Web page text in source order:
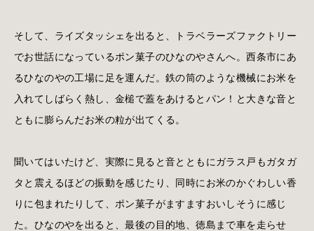
そして、ライズタッシェを出ると、トラベラーズファクトリー
でお世話になっているポン菓子のひなのやさんへ。西条市にあ
るひなのやの工場に足を運んだ。鉄の筒のような機械にお米を
入れてしばらく熱し、金槌で蓋をあけるとパン！と大きな音と
ともに膨らんだお米の粒が出てくる。
聞いてはいたけど、実際に見ると音とともにガラス戸もガタガ
タと震えるほどの振動を感じたり、同時にお米のかぐわしい香
りに包まれたりして、ポン菓子がますますおいしそうに感じ
た。ひなのやを出ると、最後の目的地、徳島まで車を走らせ